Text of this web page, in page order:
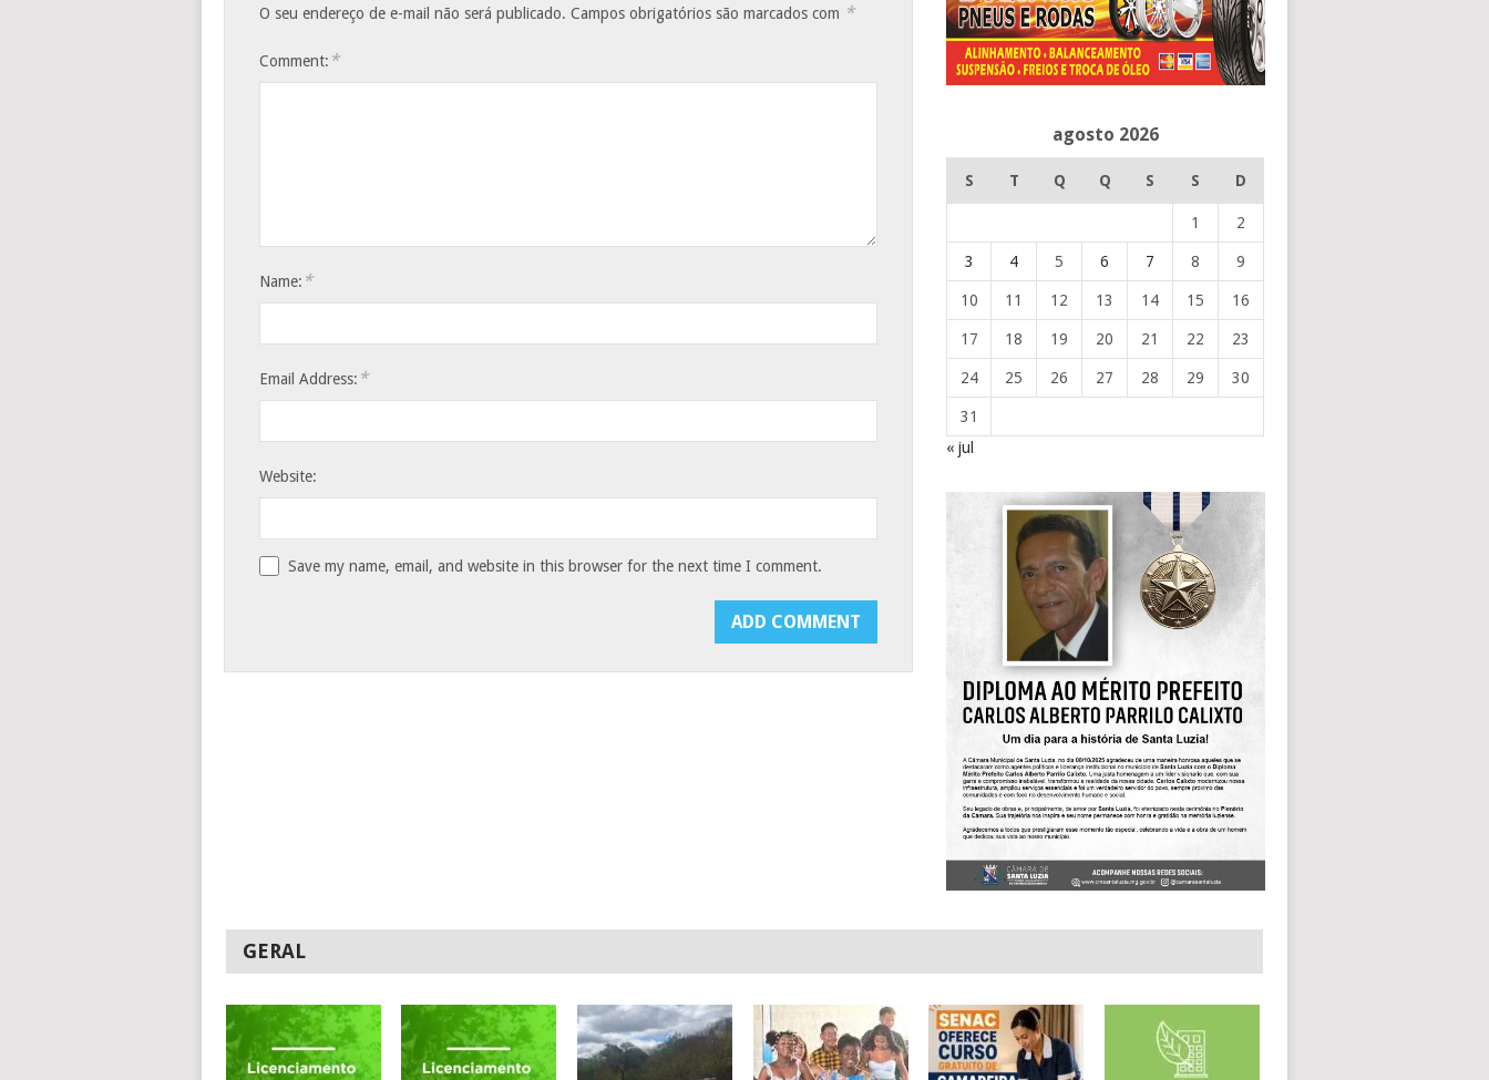
O seu endereço de e-mail não será publicado. Campos obrigatórios são marcados com *
Comment: *
Name: *
Email Address: *
Website:
Save my name, email, and website in this browser for the next time I comment.
agosto 2026
S T Q Q S S D
1 2
3 4 5 6 7 8 9
10 11 12 13 14 15 16
17 18 19 20 21 22 23
24 25 26 27 28 29 30
31
« jul
GERAL